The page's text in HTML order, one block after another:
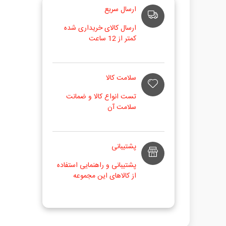
ارسال سریع
ارسال کالای خریداری شده
کمتر از 12 ساعت
سلامت کالا
تست انواع کالا و ضمانت
سلامت آن
پشتیبانی
پشتیبانی و راهنمایی استفاده
از کالاهای این مجموعه